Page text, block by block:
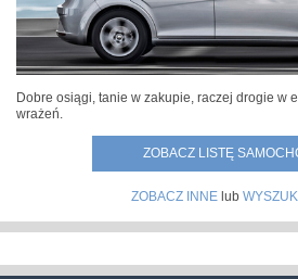
Dobre osiągi, tanie w zakupie, raczej drogie w
wrażeń.
ZOBACZ LISTĘ
ZOBACZ INNElub